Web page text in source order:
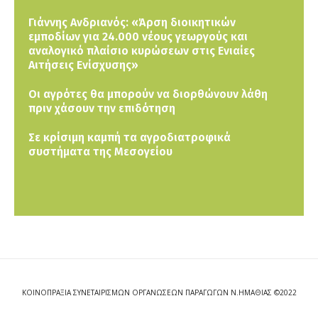
Γιάννης Ανδριανός: «Άρση διοικητικών
εμποδίων για 24.000 νέους γεωργούς και
αναλογικό πλαίσιο κυρώσεων στις Ενιαίες
Αιτήσεις Ενίσχυσης»
Οι αγρότες θα μπορούν να διορθώνουν λάθη
πριν χάσουν την επιδότηση
Σε κρίσιμη καμπή τα αγροδιατροφικά
συστήματα της Μεσογείου
ΚΟΙΝΟΠΡΑΞΙΑ ΣΥΝΕΤΑΙΡΙΣΜΩΝ ΟΡΓΑΝΩΣΕΩΝ ΠΑΡΑΓΩΓΩΝ Ν.ΗΜΑΘΙΑΣ ©2022